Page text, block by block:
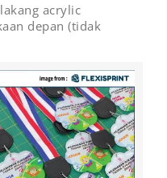
acrylic
depan (tidak